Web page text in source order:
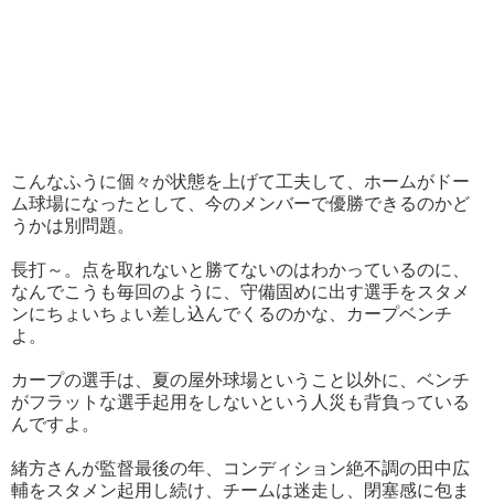
こんなふうに個々が状態を上げて工夫して、ホームがドー
ム球場になったとして、今のメンバーで優勝できるのかど
うかは別問題。
長打～。点を取れないと勝てないのはわかっているのに、
なんでこうも毎回のように、守備固めに出す選手をスタメ
ンにちょいちょい差し込んでくるのかな、カープベンチ
よ。
カープの選手は、夏の屋外球場ということ以外に、ベンチ
がフラットな選手起用をしないという人災も背負っている
んですよ。
緒方さんが監督最後の年、コンディション絶不調の田中広
輔をスタメン起用し続け、チームは迷走し、閉塞感に包ま